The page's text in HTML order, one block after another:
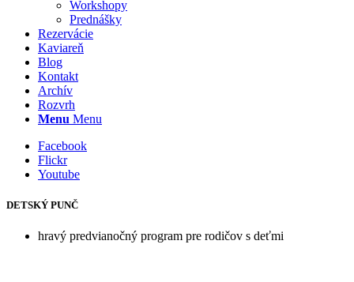
Workshopy
Prednášky
Rezervácie
Kaviareň
Blog
Kontakt
Archív
Rozvrh
Menu Menu
Facebook
Flickr
Youtube
DETSKÝ PUNČ
hravý predvianočný program pre rodičov s deťmi